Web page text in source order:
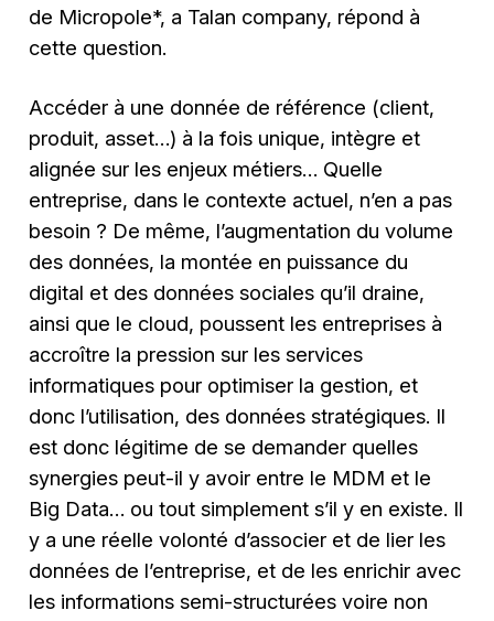
de Micropole*, a Talan company, répond à
cette question.
Accéder à une donnée de référence (client,
produit, asset…) à la fois unique, intègre et
alignée sur les enjeux métiers… Quelle
entreprise, dans le contexte actuel, n’en a pas
besoin ? De même, l’augmentation du volume
des données, la montée en puissance du
digital et des données sociales qu’il draine,
ainsi que le cloud, poussent les entreprises à
accroître la pression sur les services
informatiques pour optimiser la gestion, et
donc l’utilisation, des données stratégiques. Il
est donc légitime de se demander quelles
synergies peut-il y avoir entre le MDM et le
Big Data… ou tout simplement s’il y en existe. Il
y a une réelle volonté d’associer et de lier les
données de l’entreprise, et de les enrichir avec
les informations semi-structurées voire non